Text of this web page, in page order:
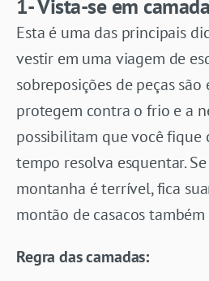
1- Vista-se em
Esta é uma das principais
vestir em uma viagem de
sobreposições de peças são
protegem contra o frio e a
possibilitam que você fique
tempo resolva esquentar.
montanha é terrível, fica
montão de casacos
Regra das camadas: